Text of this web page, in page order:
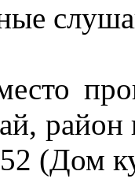
52 (Дом